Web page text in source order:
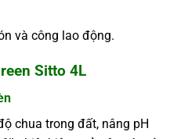
và công lao động.
Sitto 4L
chua trong đất, nâng pH